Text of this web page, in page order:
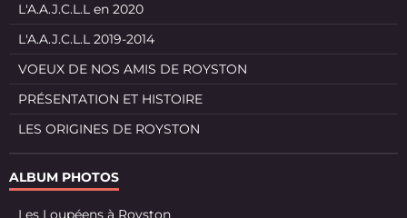
L'A.A.J.C.L.L en 2020
L'A.A.J.C.L.L 2019-2014
VOEUX DE NOS AMIS DE ROYSTON
PRÉSENTATION ET HISTOIRE
LES ORIGINES DE ROYSTON
ALBUM PHOTOS
Les Loupéens à Royston